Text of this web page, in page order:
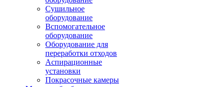
Сушильное
оборудование
Вспомогательное
оборудование
Оборудование для
переработки отходов
Аспирационные
установки
Покрасочные камеры